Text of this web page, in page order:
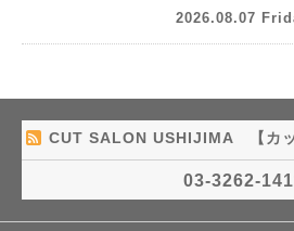
2026.08.07
CUT SALON USHIJIMA 【カ
03-3262-